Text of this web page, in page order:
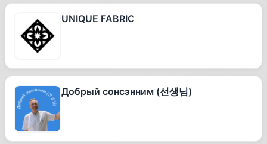
UNIQUE FABRIC
Добрый сонсэнним (선생님)